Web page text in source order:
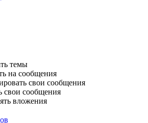
темы
на сообщения
свои сообщения
свои сообщения
вложения